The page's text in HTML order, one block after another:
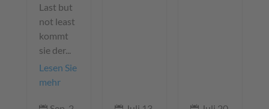
Last but
not least
kommt
sie der...
Lesen Sie
mehr